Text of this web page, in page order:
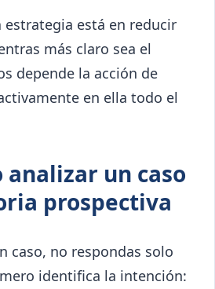
estrategia está en reducir
más claro sea el
depende la acción de
en ella todo el
analizar un caso
prospectiva
caso, no respondas solo
identifica la intención: